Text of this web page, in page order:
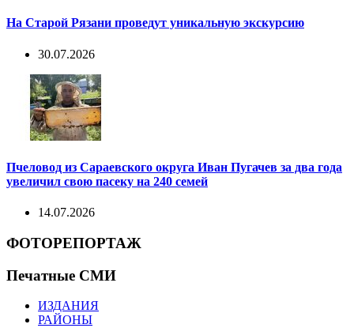
На Старой Рязани проведут уникальную экскурсию
30.07.2026
Пчеловод из Сараевского округа Иван Пугачев за два года
увеличил свою пасеку на 240 семей
14.07.2026
ФОТОРЕПОРТАЖ
Печатные СМИ
ИЗДАНИЯ
РАЙОНЫ